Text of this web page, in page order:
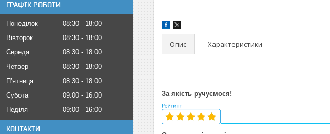
ГРАФІК РОБОТИ
Понеділок 08:30
18:00
Вівторок
08:30
18:00
Середа
08:30
18:00
Четвер
08:30
18:00
Пʼятниця
08:30
18:00
Субота
09:00
16:00
Неділя
09:00 16:00
КОНТАКТИ
Опис Характеристики
За якість ручуємося!